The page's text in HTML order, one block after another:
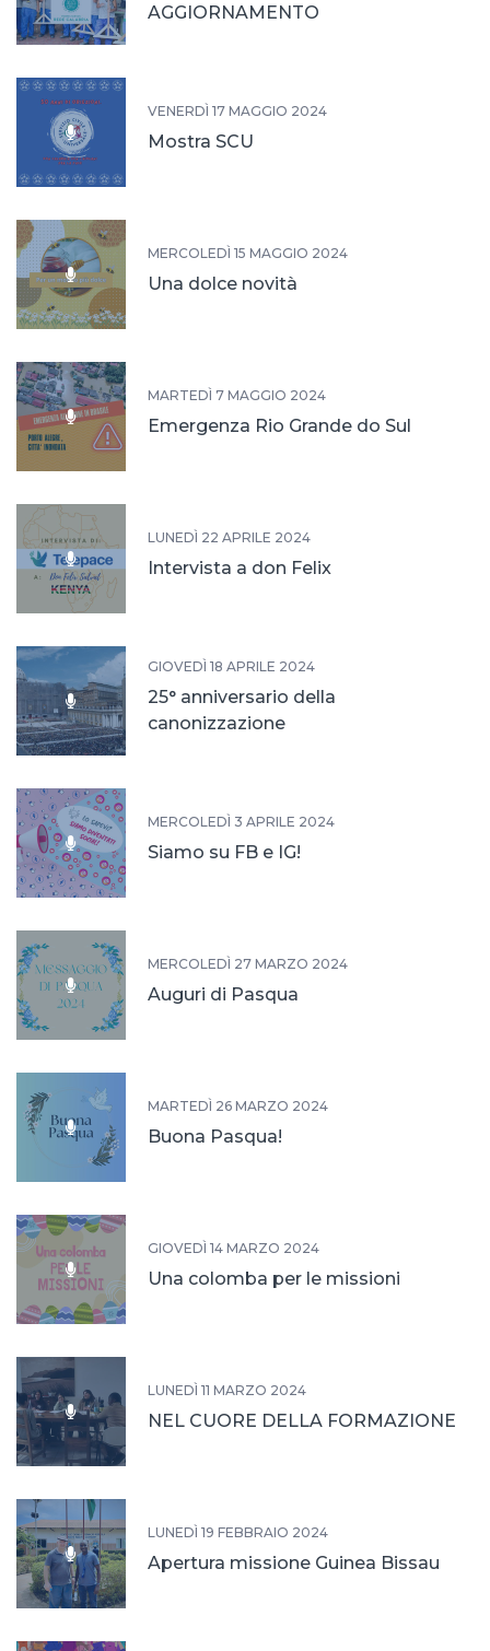
AGGIORNAMENTO
VENERDÌ 17 MAGGIO 2024
Mostra SCU
MERCOLEDÌ 15 MAGGIO 2024
Una dolce novità
MARTEDÌ 7 MAGGIO 2024
Emergenza Rio Grande do Sul
LUNEDÌ 22 APRILE 2024
Intervista a don Felix
GIOVEDÌ 18 APRILE 2024
25° anniversario della
canonizzazione
MERCOLEDÌ 3 APRILE 2024
Siamo su FB e IG!
MERCOLEDÌ 27 MARZO 2024
Auguri di Pasqua
MARTEDÌ 26 MARZO 2024
Buona Pasqua!
GIOVEDÌ 14 MARZO 2024
Una colomba per le missioni
LUNEDÌ 11 MARZO 2024
NEL CUORE DELLA FORMAZIONE
LUNEDÌ 19 FEBBRAIO 2024
Apertura missione Guinea Bissau